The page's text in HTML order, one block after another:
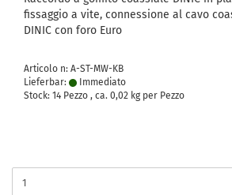
fissaggio a vite, connessione al cavo
DINIC con foro Euro
Articolo n: A-ST-MW-KB
Lieferbar:
Immediato
Stock: 14 Pezzo , ca. 0,02 kg per Pezzo